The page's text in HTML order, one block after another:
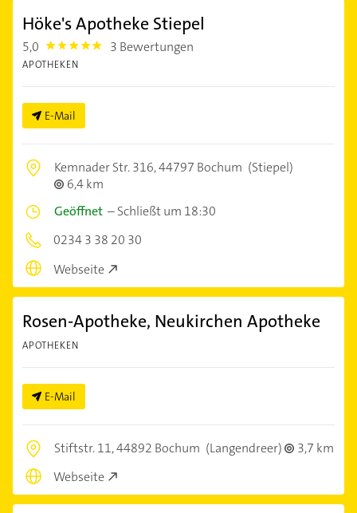
Höke's Apotheke Stiepel
5,0 5.0 3 Bewertungen
APOTHEKEN
E-Mail
Kemnader Str. 316,44797 Bochum (Stiepel)
6,4 km
Geöffnet –Schließt um 18:30
0234 3 38 20 30
Webseite
Rosen-Apotheke, Neukirchen Apotheke
APOTHEKEN
E-Mail
Stiftstr. 11,44892 Bochum (Langendreer)
3,7 km
Webseite